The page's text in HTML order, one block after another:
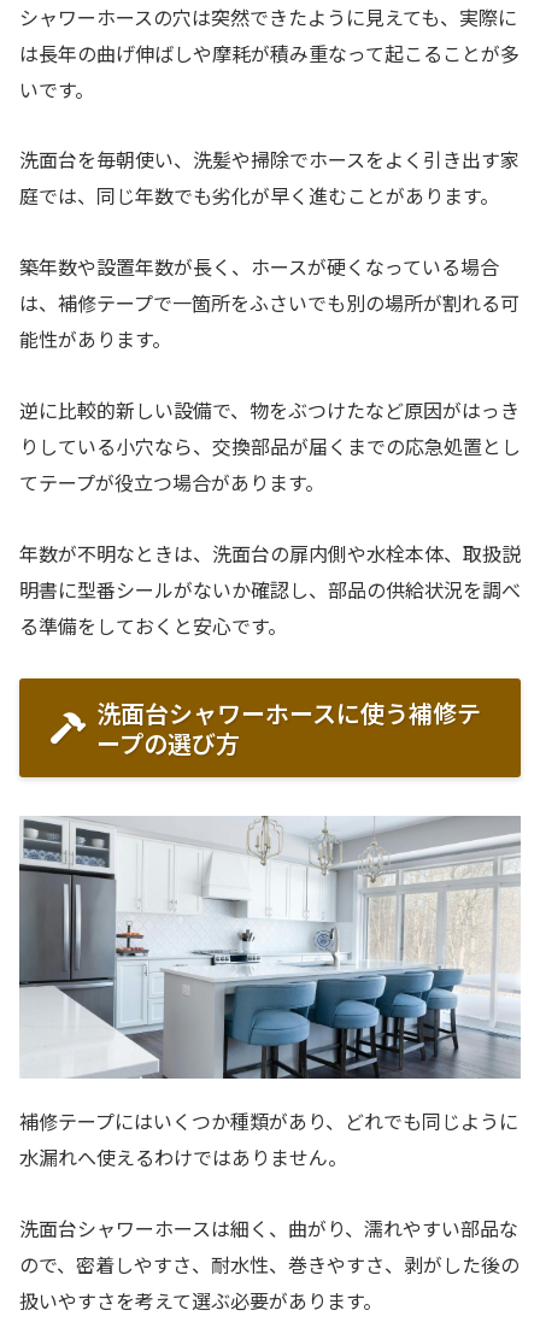
シャワーホースの穴は突然できたように見えても、実際に
は長年の曲げ伸ばしや摩耗が積み重なって起こることが多
いです。
洗面台を毎朝使い、洗髪や掃除でホースをよく引き出す家
庭では、同じ年数でも劣化が早く進むことがあります。
築年数や設置年数が長く、ホースが硬くなっている場合
は、補修テープで一箇所をふさいでも別の場所が割れる可
能性があります。
逆に比較的新しい設備で、物をぶつけたなど原因がはっき
りしている小穴なら、交換部品が届くまでの応急処置とし
てテープが役立つ場合があります。
年数が不明なときは、洗面台の扉内側や水栓本体、取扱説
明書に型番シールがないか確認し、部品の供給状況を調べ
る準備をしておくと安心です。
洗面台シャワーホースに使う補修テ
ープの選び方
補修テープにはいくつか種類があり、どれでも同じように
水漏れへ使えるわけではありません。
洗面台シャワーホースは細く、曲がり、濡れやすい部品な
ので、密着しやすさ、耐水性、巻きやすさ、剥がした後の
扱いやすさを考えて選ぶ必要があります。